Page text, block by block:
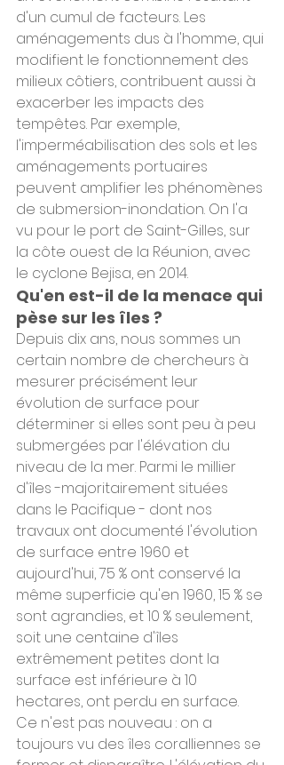
d'un cumul de facteurs. Les
aménagements dus à l'homme, qui
modifient le fonctionnement des
milieux côtiers, contribuent aussi à
exacerber les impacts des
tempêtes. Par exemple,
l'imperméabilisation des sols et les
aménagements portuaires
peuvent amplifier les phénomènes
de submersion-inondation. On l'a
vu pour le port de Saint-Gilles, sur
la côte ouest de la Réunion, avec
le cyclone Bejisa, en 2014.
Qu'en est-il de la menace qui
pèse sur les îles ?
Depuis dix ans, nous sommes un
certain nombre de chercheurs à
mesurer précisément leur
évolution de surface pour
déterminer si elles sont peu à peu
submergées par l'élévation du
niveau de la mer. Parmi le millier
d'îles -majoritairement situées
dans le Pacifique - dont nos
travaux ont documenté l'évolution
de surface entre 1960 et
aujourd'hui, 75 % ont conservé la
même superficie qu'en 1960, 15 % se
sont agrandies, et 10 % seulement,
soit une centaine d'îles
extrêmement petites dont la
surface est inférieure à 10
hectares, ont perdu en surface.
Ce n'est pas nouveau : on a
toujours vu des îles coralliennes se